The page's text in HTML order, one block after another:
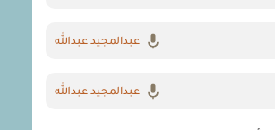
عبدالمجيد عبدالله
عبدالمجيد عبدالله